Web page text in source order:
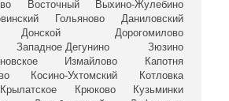
Восточный
Выхино-Жулебино
Гольяново
Даниловский
Донской
Дорогомилово
Западное Дегунино
Зюзино
Измайлово
Капотня
Косино-Ухтомский
Котловка
Крылатское Крюково
Кузьминки